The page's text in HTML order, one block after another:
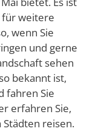
für weitere
wenn Sie
und gerne
sehen
bekannt ist,
fahren Sie
erfahren Sie,
Städten reisen.